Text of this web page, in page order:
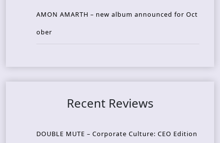
AMON AMARTH – new album announced for Oct
ober
Recent Reviews
DOUBLE MUTE – Corporate Culture: CEO Edition